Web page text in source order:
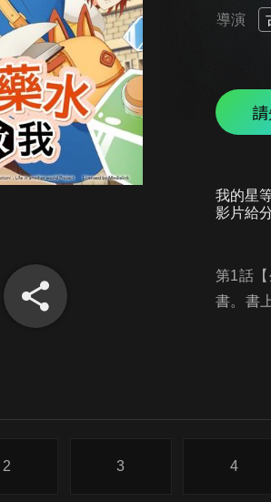
導演
我的星
影片給
第1話
書。書
2 3 4